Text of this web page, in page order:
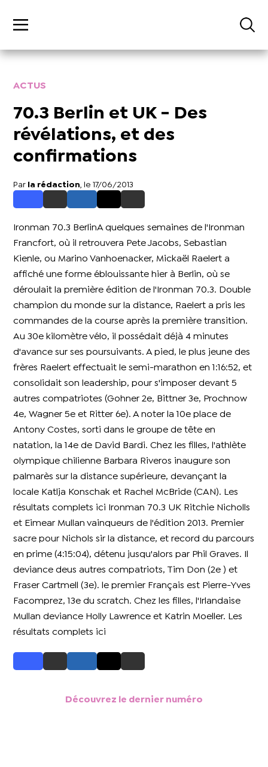
ACTUS
70.3 Berlin et UK - Des
révélations, et des
confirmations
Par la rédaction , le 17/06/2013
Ironman 70.3 BerlinA quelques semaines de l'Ironman
Francfort, où il retrouvera Pete Jacobs, Sebastian
Kienle, ou Marino Vanhoenacker, Mickaël Raelert a
affiché une forme éblouissante hier à Berlin, où se
déroulait la première édition de l'Ironman 70.3. Double
champion du monde sur la distance, Raelert a pris les
commandes de la course après la première transition.
Au 30e kilomètre vélo, il possédait déjà 4 minutes
d'avance sur ses poursuivants. A pied, le plus jeune des
frères Raelert effectuait le semi-marathon en 1:16:52, et
consolidait son leadership, pour s'imposer devant 5
autres compatriotes (Gohner 2e, Bittner 3e, Prochnow
4e, Wagner 5e et Ritter 6e). A noter la 10e place de
Antony Costes, sorti dans le groupe de tête en
natation, la 14e de David Bardi. Chez les filles, l'athlète
olympique chilienne Barbara Riveros inaugure son
palmarès sur la distance supérieure, devançant la
locale Katlja Konschak et Rachel McBride (CAN). Les
résultats complets ici Ironman 70.3 UK Ritchie Nicholls
et Eimear Mullan vainqueurs de l'édition 2013. Premier
sacre pour Nichols sir la distance, et record du parcours
en prime (4:15:04), détenu jusqu'alors par Phil Graves. Il
deviance deus autres compatriots, Tim Don (2e ) et
Fraser Cartmell (3e). le premier Français est Pierre-Yves
Facomprez, 13e du scratch. Chez les filles, l'Irlandaise
Mullan deviance Holly Lawrence et Katrin Moeller. Les
résultats complets ici
Découvrez le dernier numéro